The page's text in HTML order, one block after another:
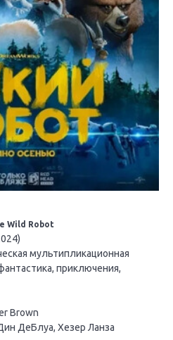
Wild Robot
мультипликационная
приключения,
Brown
ДеБлуа, Хезер Ланза